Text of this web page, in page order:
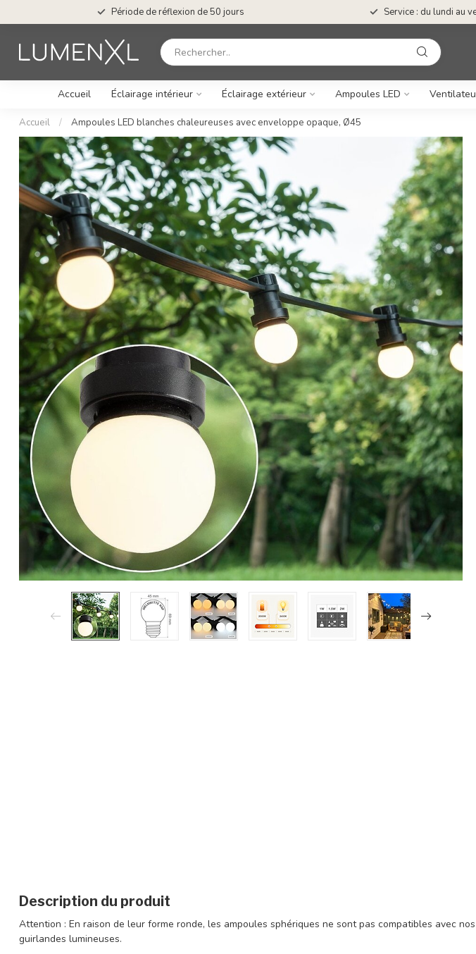
Période de réflexion de 50 jours Service : du lundi au
Accueil Éclairage intérieur Éclairage extérieur Ampoules LED
Accueil / Ampoules LED blanches chaleureuses avec enveloppe opaque, Ø45
Description du produit
Attention : En raison de leur forme ronde, les ampoules sphériques ne sont pas compatibles avec
guirlandes lumineuses.